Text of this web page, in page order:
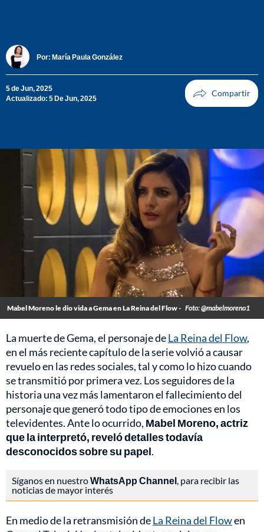
Por: María Paula González
5 de Jun, 2025
Actualizado: 5 De Jun, 2025
Mabel Moreno le dio vida a Gema en La Reina del Flow - Foto: @mabelmoreno1
La muerte de Gema, el personaje deLa Reina del Flow,
en el más reciente capítulo de la serie volvió a causar
revuelo en las redes sociales, tal y como lo hizo cuando
se transmitió por primera vez. Los seguidores de la
historia una vez más lamentaron el fallecimiento del
personaje que generó todo tipo de emociones en los
televidentes. Ante lo ocurrido, Mabel Moreno, actriz
que la interpretó, reveló detalles todavía
desconocidos sobre su papel.
Síganos en nuestroWhatsApp Channel, para recibir las
noticias de mayor interés
En medio de la retransmisión deLa Reina del Flowen